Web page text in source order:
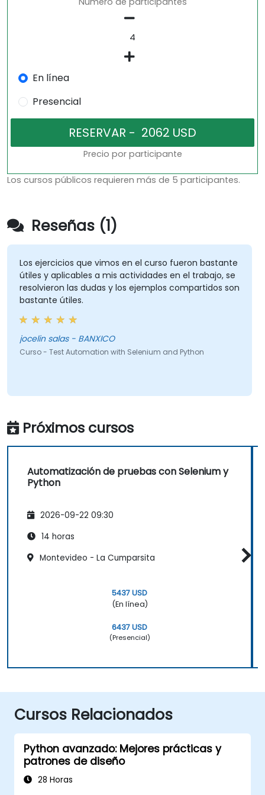
En línea
Presencial
Precio por participante
Los cursos públicos requieren más de 5 participantes.
Reseñas (1)
Los ejercicios que vimos en el curso fueron bastante
útiles y aplicables a mis actividades en el trabajo, se
resolvieron las dudas y los ejemplos compartidos son
bastante útiles.
jocelin salas - BANXICO
Curso - Test Automation with Selenium and Python
Próximos cursos
Automatización de pruebas con Selenium y
Python
2026-09-22 09:30
14 horas
Montevideo - La Cumparsita
5437 USD
(En línea)
6437 USD
(Presencial)
Cursos Relacionados
Python avanzado: Mejores prácticas y
patrones de diseño
28 Horas